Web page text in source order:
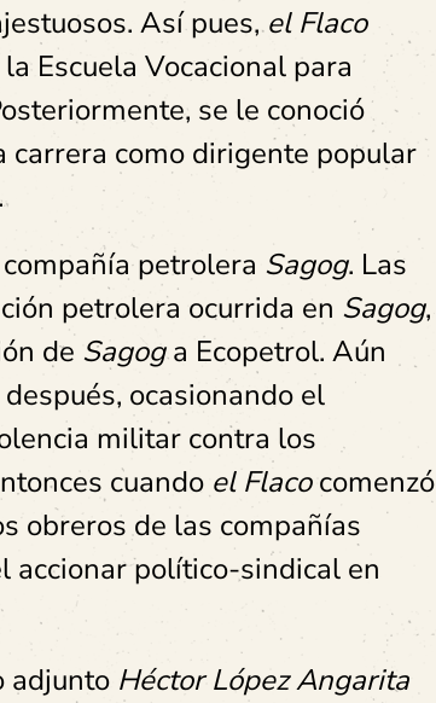
Así pues,el Flaco
Escuela Vocacional para
se le conoció
carrera como dirigente popular
petrolera Sagog. Las
petrolera ocurrida en Sagog,
de Sagoga Ecopetrol. Aún
ocasionando el
militar contra los
cuando el Flacocomenzó
obreros de las compañías
accionar político-sindical en
adjunto Héctor López Angarita